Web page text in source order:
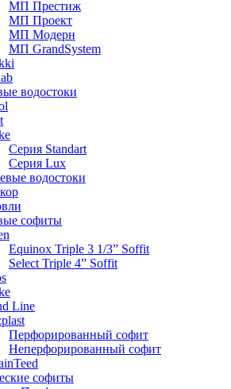
МП Престиж
МП Проект
МП Модерн
МП GrandSystem
водостоки
Серия Standart
Серия Lux
водостоки
софиты
Equinox Triple 3 1/3” Soffit
Select Triple 4” Soffit
Line
Перфорированный софит
Неперфорированный софит
софиты